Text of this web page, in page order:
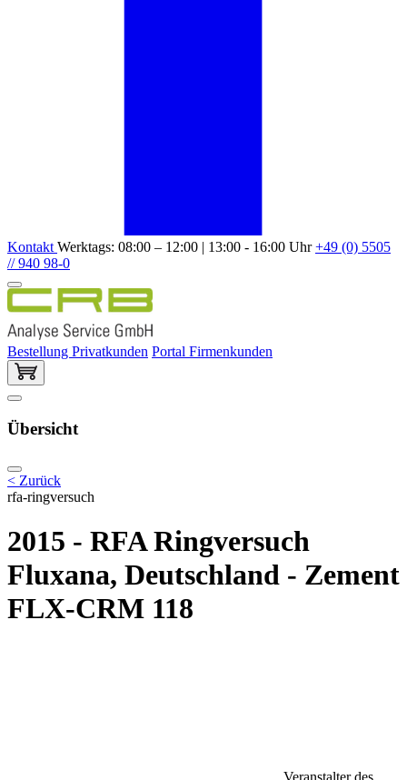
Kontakt Werktags: 08:00 – 12:00 | 13:00 - 16:00 Uhr+49 (0) 5505
// 940 98-0
Bestellung Privatkunden Portal Firmenkunden
Übersicht
< Zurück
rfa-ringversuch
2015 - RFA Ringversuch
Fluxana, Deutschland - Zement
FLX-CRM 118
Veranstalter des